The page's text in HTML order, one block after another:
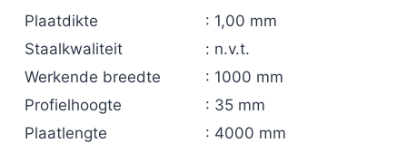
Plaatdikte
: 1,00 mm
Staalkwaliteit
: n.v.t.
Werkende breedte
: 1000 mm
Profielhoogte
: 35 mm
Plaatlengte
: 4000 mm